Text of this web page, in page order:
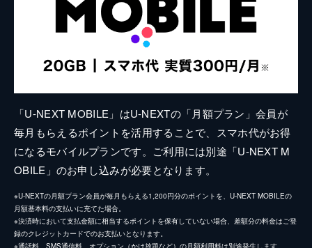
「U-NEXT MOBILE」はU-NEXTの「月額プラン」会員が
毎月もらえるポイントを活用することで、スマホ代がお得
になるモバイルプランです。ご利用には別途「U-NEXT M
OBILE」のお申し込みが必要となります。
※U-NEXTの月額プラン会員が毎月もらえる1,200円分のポイントを、U-NEXT MOBILEの
月額基本料の支払いに充てた場合。
※決済時において支払金額に相当するポイントを保有していない場合、差額分の料金はご登
録のクレジットカードでのお支払いとなります。